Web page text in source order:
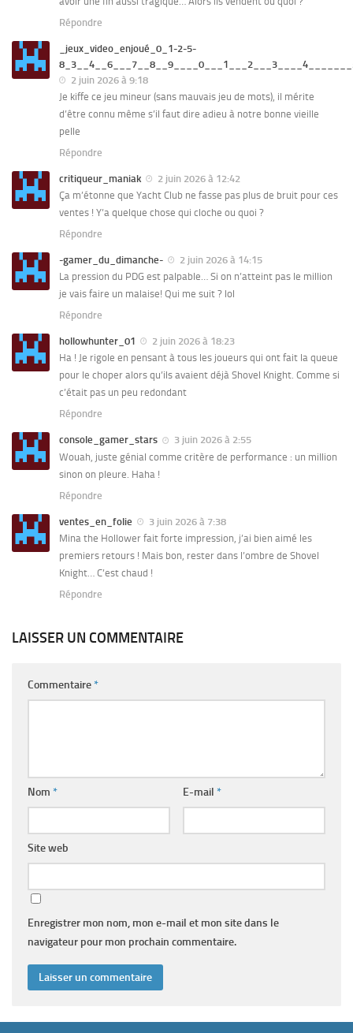
Répondre
_jeux_video_enjoué_0_1-2-5-
2 juin 2026 à 9:18
Je kiffe ce jeu mineur (sans mauvais jeu de mots), il mérite
d’être connu même s’il faut dire adieu à notre bonne vieille
pelle
Répondre
critiqueur_maniak
2 juin 2026 à 12:42
Ça m’étonne que Yacht Club ne fasse pas plus de bruit pour ces
ventes ! Y’a quelque chose qui cloche ou quoi ?
Répondre
-gamer_du_dimanche-
2 juin 2026 à 14:15
La pression du PDG est palpable… Si on n’atteint pas le million
je vais faire un malaise! Qui me suit ? lol
Répondre
hollowhunter_01
2 juin 2026 à 18:23
Ha ! Je rigole en pensant à tous les joueurs qui ont fait la queue
pour le choper alors qu’ils avaient déjà Shovel Knight. Comme si
c’était pas un peu redondant
Répondre
console_gamer_stars
3 juin 2026 à 2:55
Wouah, juste génial comme critère de performance : un million
sinon on pleure. Haha !
Répondre
ventes_en_folie
3 juin 2026 à 7:38
Mina the Hollower fait forte impression, j’ai bien aimé les
premiers retours ! Mais bon, rester dans l’ombre de Shovel
Knight… C’est chaud !
Répondre
LAISSER UN COMMENTAIRE
Commentaire*
Nom * E-mail *
Site web
Enregistrer mon nom, mon e-mail et mon site dans le
navigateur pour mon prochain commentaire.